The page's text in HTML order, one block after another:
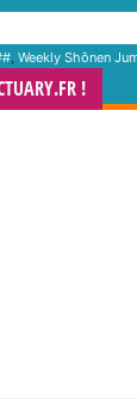
, Weekly Shônen
!